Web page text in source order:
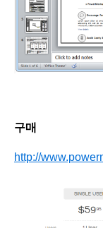
구매
http://